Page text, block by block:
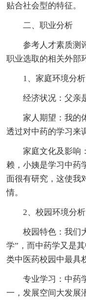
贴合社会型的特征。
二、职业分析
参考人才素质测
职业选取的相关外部
1、家庭环境分析
经济状况：父亲
家人期望：我的
透过对中药的学习来
家庭文化及影响
赖，小姨是学习中药
面很有研究，这使我
情。
2、校园环境分析
校园特色：我们
学”，而中药学又是
类中医药校园中最具
专业学习：中药
一，发展空间大发展